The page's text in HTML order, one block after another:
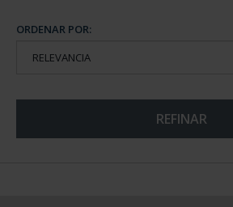
ORDENAR POR:
REFINAR